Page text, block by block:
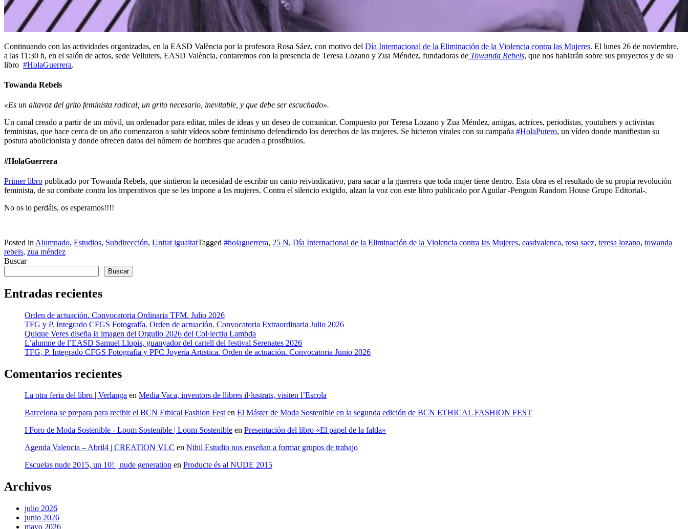
Continuando con las actividades organizadas, en la EASD València por la profesora Rosa Sáez, con motivo del Día Internacional de la Eliminación de la Violencia contra las Mujeres. El lunes 26 de noviembre,
a las 11:30 h, en el salón de actos, sede Velluters, EASD València, contaremos con la presencia de Teresa Lozano y Zua Méndez, fundadoras de Towanda Rebels, que nos hablarán sobre sus proyectos y de su
libro #HolaGuerrera.
Towanda Rebels
«Es un altavoz del grito feminista radical; un grito necesario, inevitable, y que debe ser escuchado».
Un canal creado a partir de un móvil, un ordenador para editar, miles de ideas y un deseo de comunicar. Compuesto por Teresa Lozano y Zua Méndez, amigas, actrices, periodistas, youtubers y activistas
feministas, que hace cerca de un año comenzaron a subir vídeos sobre feminismo defendiendo los derechos de las mujeres. Se hicieron virales con su campaña #HolaPutero, un vídeo donde manifiestan su
postura abolicionista y donde ofrecen datos del número de hombres que acuden a prostíbulos.
#HolaGuerrera
Primer libro publicado por Towanda Rebels, que sintieron la necesidad de escribir un canto reivindicativo, para sacar a la guerrera que toda mujer tiene dentro. Esta obra es el resultado de su propia revolución
feminista, de su combate contra los imperativos que se les impone a las mujeres. Contra el silencio exigido, alzan la voz con este libro publicado por Aguilar -Penguin Random House Grupo Editorial-.
No os lo perdáis, os esperamos!!!!
Posted in Alumnado, Estudios, Subdirección, Unitat igualtatTagged #holaguerrera, 25 N, Día Internacional de la Eliminación de la Violencia contra las Mujeres, easdvalenca, rosa saez, teresa lozano, towanda
rebels, zua méndez
Buscar
Buscar
Entradas recientes
Orden de actuación. Convocatoria Ordinaria TFM. Julio 2026
TFG y P. Integrado CFGS Fotografía. Orden de actuación. Convocatoria Extraordinaria Julio 2026
Quique Veres diseña la imagen del Orgullo 2026 del Col·lectiu Lambda
L’alumne de l’EASD Samuel Llopis, guanyador del cartell del festival Serenates 2026
TFG, P. Integrado CFGS Fotografía y PFC Joyería Artística. Orden de actuación. Convocatoria Junio 2026
Comentarios recientes
La otra feria del libro | Verlanga en Media Vaca, inventors de llibres il·lustrats, visiten l’Escola
Barcelona se prepara para recibir el BCN Ethical Fashion Festen El Máster de Moda Sostenible en la segunda edición de BCN ETHICAL FASHION FEST
I Foro de Moda Sostenible - Loom Sostenible | Loom Sostenible en Presentación del libro «El papel de la falda»
Agenda Valencia – Abril4 | CREATION VLC en Nihil Estudio nos enseñan a formar grupos de trabajo
Escuelas nude 2015, un 10! | nude generation en Producte és al NUDE 2015
Archivos
julio 2026
junio 2026
mayo 2026